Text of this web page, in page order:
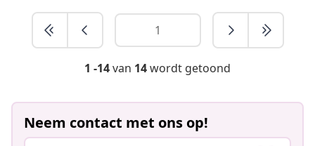
1 -14van 14wordt getoond
Neem contact met ons op!